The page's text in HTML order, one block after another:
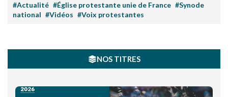
#Actualité #Église protestante unie de France #Synode
national #Vidéos #Voix protestantes
NOS TITRES